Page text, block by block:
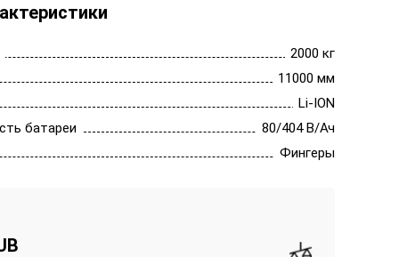
2000 кг
11000 мм
Li-ION
батареи
80/404 В/Ач
Фингеры